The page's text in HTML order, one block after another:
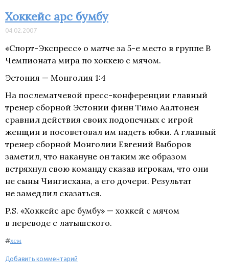
Хоккейс арс бумбу
04.02.2007
«Спорт-Экспресс» о матче за 5-е место в группе В
Чемпионата мира по хоккею с мячом.
Эстония — Монголия 1:4
На послематчевой пресс-конференции главный
тренер сборной Эстонии финн Тимо Аалтонен
сравнил действия своих подопечных с игрой
женщин и посоветовал им надеть юбки. А главный
тренер сборной Монголии Евгений Выборов
заметил, что накануне он таким же образом
встряхнул свою команду сказав игрокам, что они
не сыны Чингисхана, а его дочери. Результат
не замедлил сказаться.
P.S. «Хоккейс арс бумбу» — хоккей с мячом
в переводе с латышского.
#хсм
Добавить комментарий